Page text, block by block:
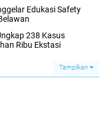
Edukasi Safety
238 Kasus
Ribu Ekstasi
Tampilkan